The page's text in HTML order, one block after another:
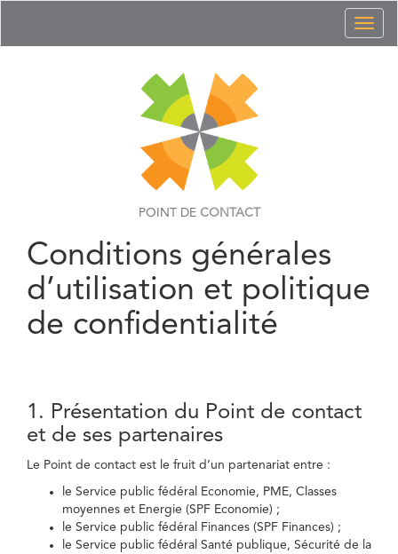
POINT DE CONTACT
Conditions générales
d’utilisation et politique
de confidentialité
1. Présentation du Point de contact
et de ses partenaires
Le Point de contact est le fruit d’un partenariat entre :
le Service public fédéral Economie, PME, Classes
moyennes et Energie (SPF Economie) ;
le Service public fédéral Finances (SPF Finances) ;
le Service public fédéral Santé publique, Sécurité de la